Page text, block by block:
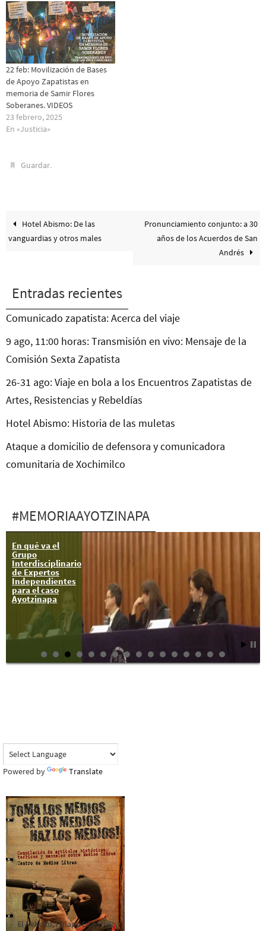
22 feb: Movilización de Bases
de Apoyo Zapatistas en
memoria de Samir Flores
Soberanes. VIDEOS
23 febrero, 2025
En «Justicia»
Guardar.
Hotel Abismo: De las
vanguardias y otros males
Pronunciamiento conjunto: a 30
años de los Acuerdos de San
Andrés
Entradas recientes
Comunicado zapatista: Acerca del viaje
9 ago, 11:00 horas: Transmisión en vivo: Mensaje de la
Comisión Sexta Zapatista
26-31 ago: Viaje en bola a los Encuentros Zapatistas de
Artes, Resistencias y Rebeldías
Hotel Abismo: Historia de las muletas
Ataque a domicilio de defensora y comunicadora
comunitaria de Xochimilco
#MEMORIAAYOTZINAPA
En qué va el
Grupo
Interdisciplinario
de Expertos
Independientes
para el caso
Ayotzinapa
13 abr:
Asamblea
Nacional
Popular en
Ayotzinapa
Powered by Translate
El Rebozo, Palapa Editorial,